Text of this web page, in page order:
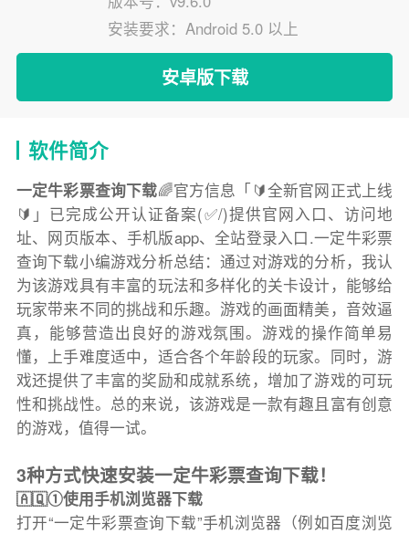
安装要求：Android 5.0 以上
安卓版下载
软件简介
一定牛彩票查询下载🌈官方信息「🔰全新官网正式上线
🔰」已完成公开认证备案(✅/)提供官网入口、访问地
址、网页版本、手机版app、全站登录入口.一定牛彩票
查询下载小编游戏分析总结：通过对游戏的分析，我认
为该游戏具有丰富的玩法和多样化的关卡设计，能够给
玩家带来不同的挑战和乐趣。游戏的画面精美，音效逼
真，能够营造出良好的游戏氛围。游戏的操作简单易
懂，上手难度适中，适合各个年龄段的玩家。同时，游
戏还提供了丰富的奖励和成就系统，增加了游戏的可玩
性和挑战性。总的来说，该游戏是一款有趣且富有创意
的游戏，值得一试。
3种方式快速安装一定牛彩票查询下载！
🇦🇶①使用手机浏览器下载
打开“一定牛彩票查询下载”手机浏览器（例如百度浏览